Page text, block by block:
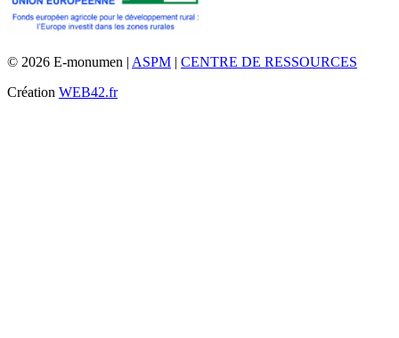
© 2026 E-monumen | ASPM | CENTRE DE RESSOURCES
Création WEB42.fr